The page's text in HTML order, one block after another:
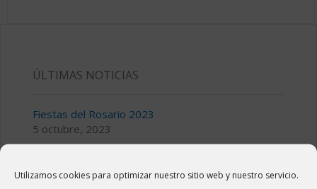
Utilizamos cookies para optimizar nuestro sitio web y nuestro servicio.
ÚLTIMAS NOTICIAS
Fiestas del Rosario 2023
5 octubre, 2023
28 julio, 2023